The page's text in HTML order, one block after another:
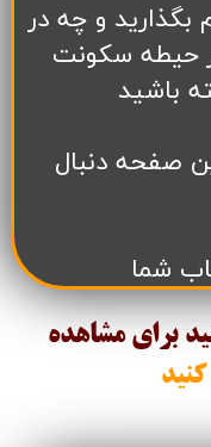
و چه در
حیطه سکونت
باشید
صفحه دنبال
شما
برای مشاهده